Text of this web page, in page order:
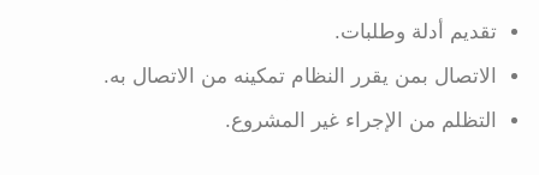
تقديم أدلة وطلبات.
الاتصال بمن يقرر النظام تمكينه من الاتصال به.
التظلم من الإجراء غير المشروع.